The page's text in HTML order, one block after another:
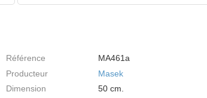
Référence
MA461a
Producteur
Masek
Dimension
50 cm.